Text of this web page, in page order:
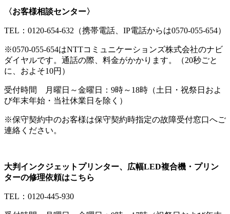
〈お客様相談センター〉
TEL：0120-654-632（携帯電話、IP電話からは0570-055-654）
※0570-055-654はNTTコミュニケーションズ株式会社のナビ
ダイヤルです。通話の際、料金がかかります。（20秒ごと
に、およそ10円）
受付時間 月曜日～金曜日：9時～18時（土日・祝祭日およ
び年末年始・当社休業日を除く）
※保守契約中のお客様は保守契約時指定の故障受付窓口へご
連絡ください。
大判インクジェットプリンター、広幅LED複合機・プリン
ターの修理依頼はこちら
TEL：0120-445-930